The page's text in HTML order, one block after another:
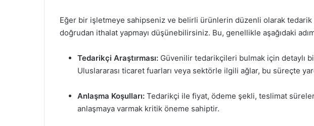
Eğer bir işletmeye sahipseniz ve belirli ürünlerin düzenli olarak
doğrudan ithalat yapmayı düşünebilirsiniz. Bu, genellikle aşağıdaki
Tedarikçi Araştırması: Güvenilir tedarikçileri bulmak için detaylı
Uluslararası ticaret fuarları veya sektörle ilgili ağlar, bu süreçte
Anlaşma Koşulları: Tedarikçi ile fiyat, ödeme şekli, teslimat
anlaşmaya varmak kritik öneme sahiptir.